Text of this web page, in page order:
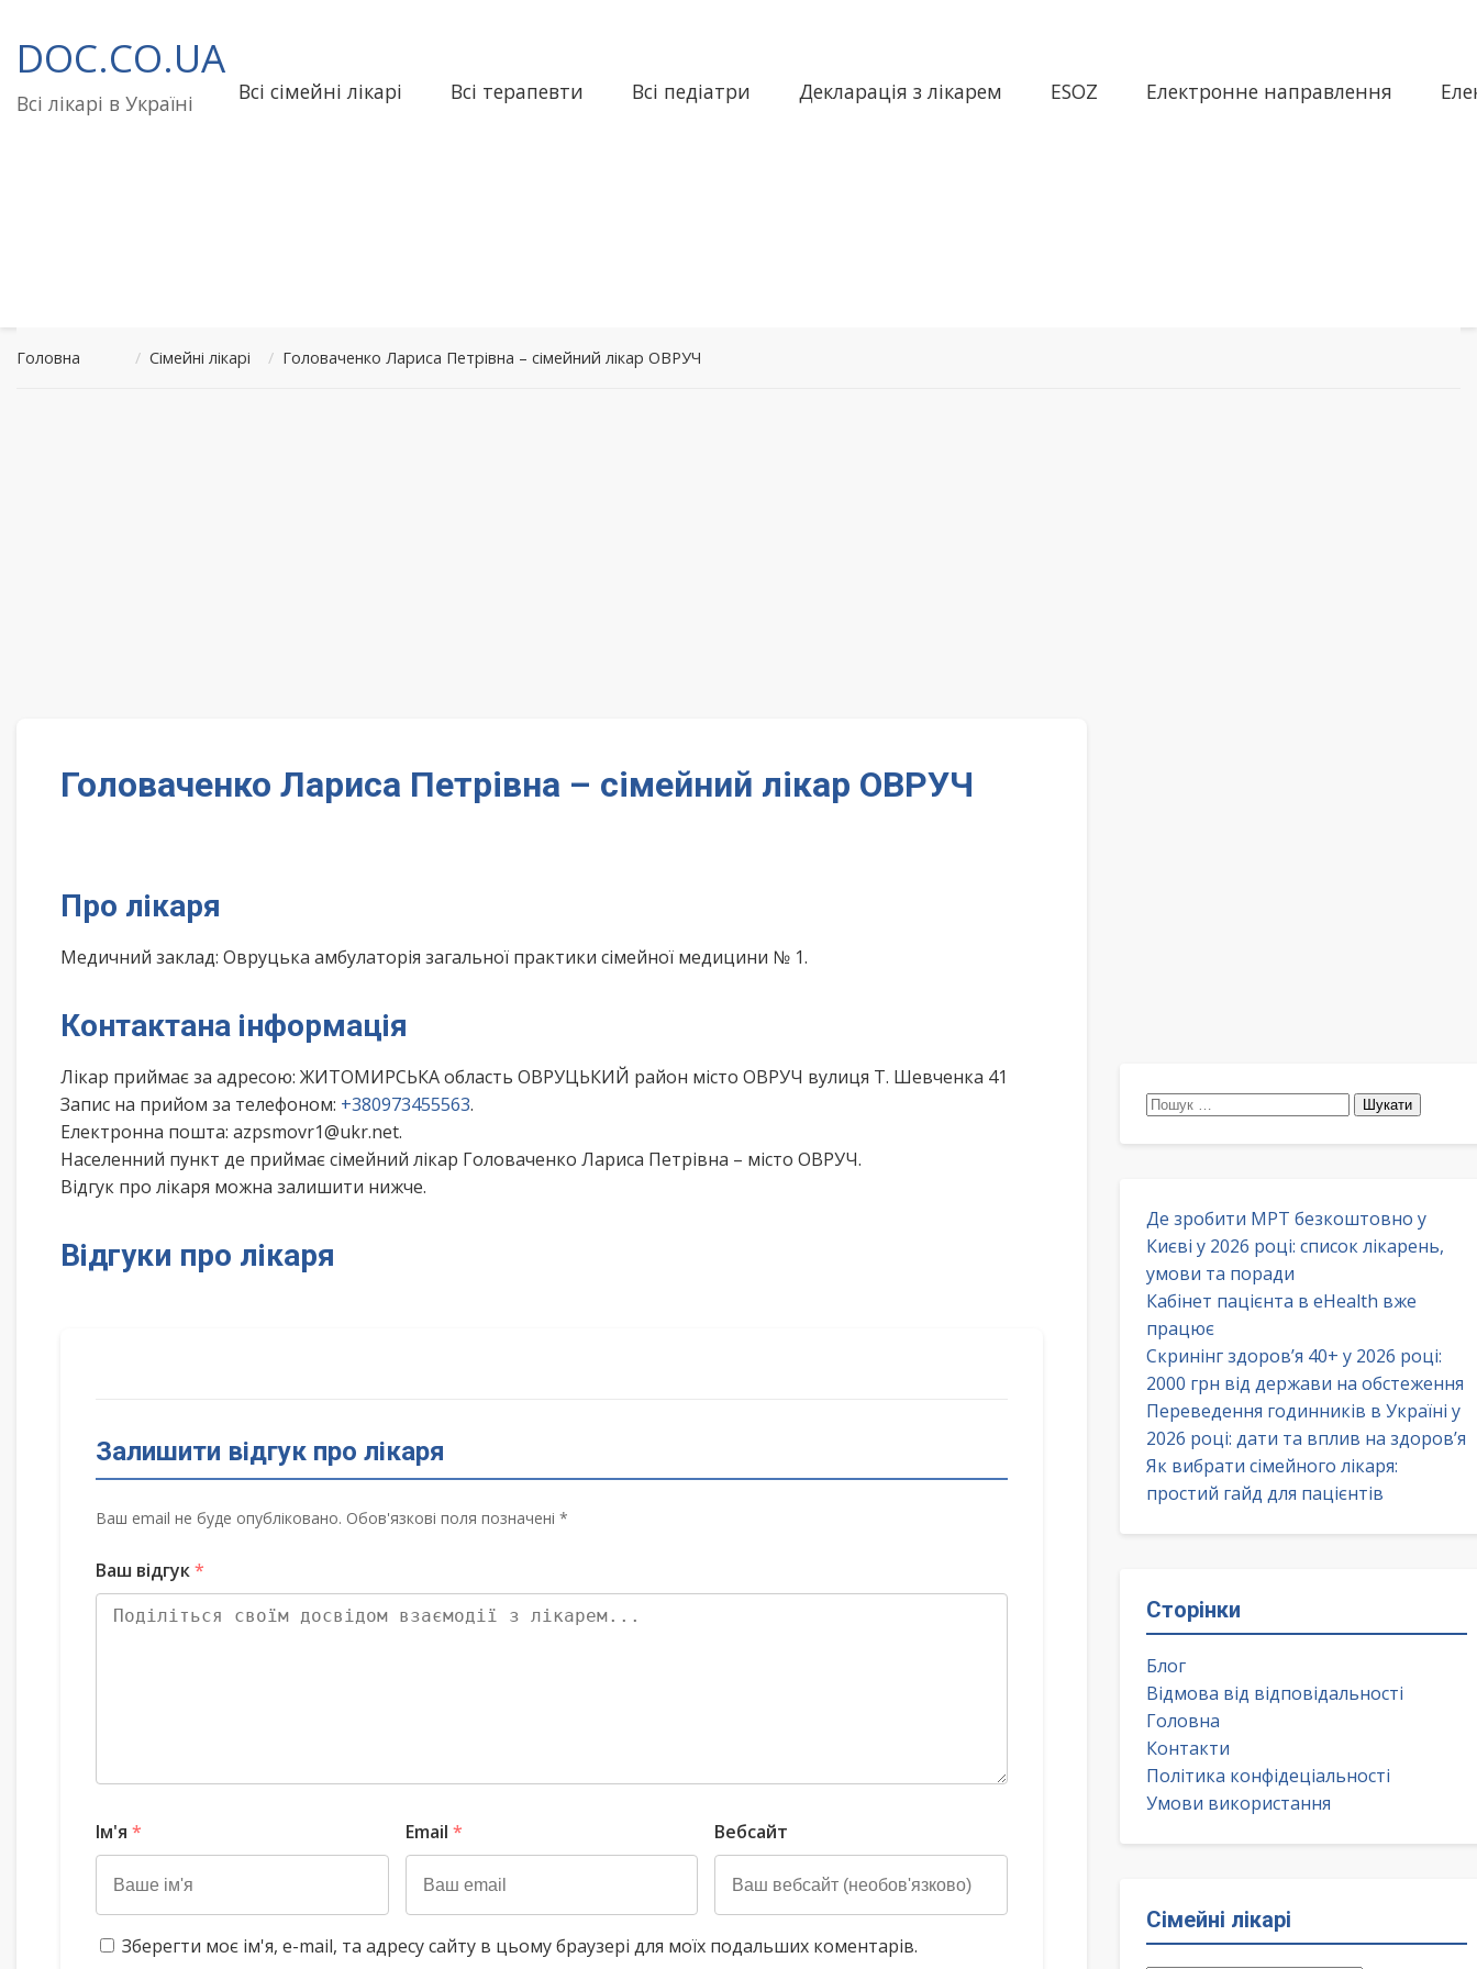
до
вмісту
DOC.CO.UA
Всі лікарі в Україні Всі сімейні лікарі Всі терапевти Всі педіатри Декларація з лікарем ESOZ Електронне направлення
Головна / Сімейні лікарі / Головаченко Лариса Петрівна – сімейний лікар ОВРУЧ
Головаченко Лариса Петрівна – сімейний лікар ОВРУЧ
Про лікаря
Медичний заклад: Овруцька амбулаторія загальної практики сімейної медицини № 1.
Контактана інформація
Лікар приймає за адресою: ЖИТОМИРСЬКА область ОВРУЦЬКИЙ район місто ОВРУЧ вулиця Т. Шевченка 41
Запис на прийом за телефоном: +380973455563.
Електронна пошта: azpsmovr1@ukr.net.
Населенний пункт де приймає сімейний лікар Головаченко Лариса Петрівна – місто ОВРУЧ.
Відгук про лікаря можна залишити нижче.
Відгуки про лікаря
Залишити відгук про лікаря
Ваш email не буде опубліковано. Обов'язкові поля позначені *
Ваш відгук*
Ім'я * Email * Вебсайт
Зберегти моє ім'я, e-mail, та адресу сайту в цьому браузері для моїх подальших коментарів.
Пошук:
Де зробити МРТ безкоштовно у
Києві у 2026 році: список лікарень,
умови та поради
Кабінет пацієнта в eHealth вже
працює
Скринінг здоров’я 40+ у 2026 році:
2000 грн від держави на обстеження
Переведення годинників в Україні у
2026 році: дати та вплив на здоров’я
Як вибрати сімейного лікаря:
простий гайд для пацієнтів
Сторінки
Блог
Відмова від відповідальності
Головна
Контакти
Політика конфідеціальності
Умови використання
Сімейні лікарі